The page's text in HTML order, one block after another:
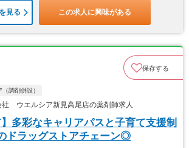
見る この求人に興味がある
保存する
（調剤併設）
社 ウエルシア新見高尾店の薬剤師求人
】多彩なキャリアパスと子育て支援制
ドラッグストアチェーン◎